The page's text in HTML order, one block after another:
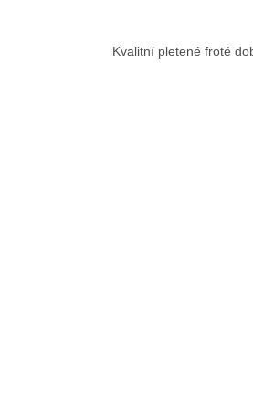
Kvalitní pletené froté